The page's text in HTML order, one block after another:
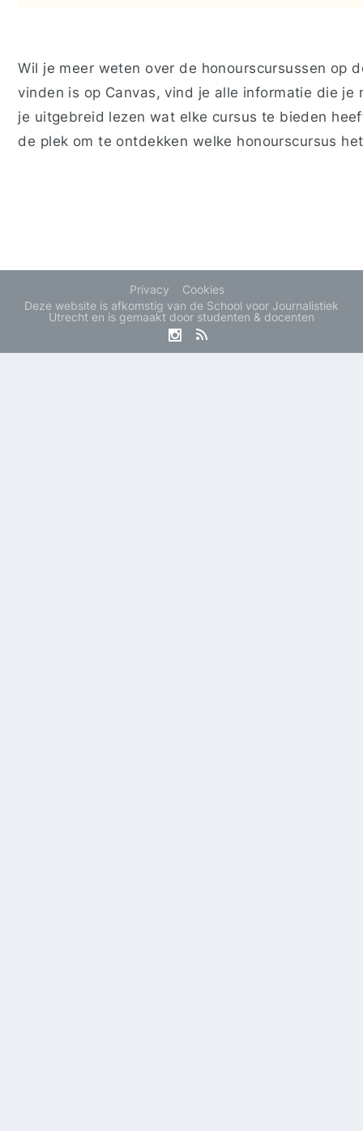
Wil je meer weten over de honourscursussen op
vinden is op Canvas, vind je alle informatie die
je uitgebreid lezen wat elke cursus te bieden
de plek om te ontdekken welke honourscursus
Privacy
Cookies
Deze website is afkomstig van de School voor Journalistiek
Utrecht en is gemaakt door studenten & docenten